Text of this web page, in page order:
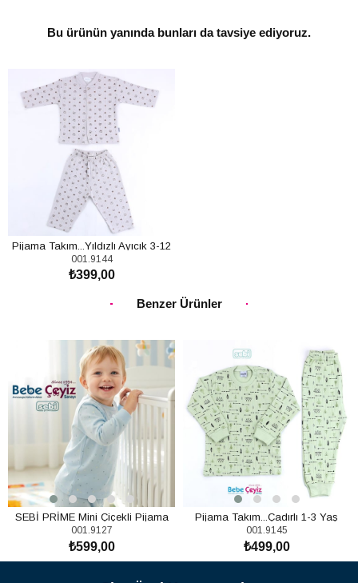
Bu ürünün yanında bunları da tavsiye ediyoruz.
Pijama Takım...Yıldızlı Ayıcık 3-12
Ay gurubu
001.9144
₺399,00
Benzer Ürünler
SEBİ PRİME Mini Çiçekli Pijama
TakımI
001.9127
₺599,00
SEPETE EKLE
Pijama Takım...Çadırlı 1-3 Yaş
001.9145
₺499,00
SEPETE EKLE